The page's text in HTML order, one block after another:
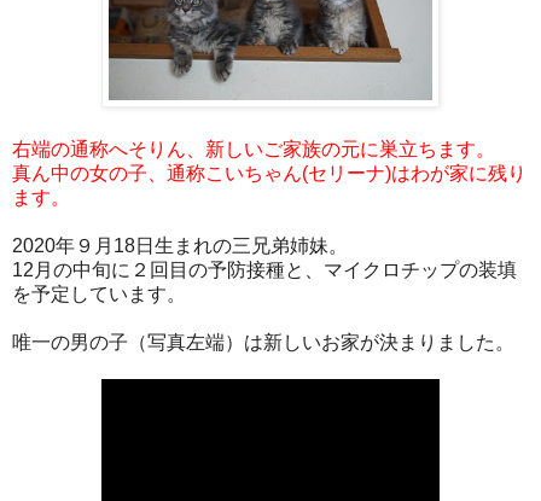
右端の通称へそりん、新しいご家族の元に巣立ちます。
真ん中の女の子、通称こいちゃん(セリーナ)はわが家に残り
ます。
2020年９月18日生まれの三兄弟姉妹。
12月の中旬に２回目の予防接種と、マイクロチップの装填
を予定しています。
唯一の男の子（写真左端）は新しいお家が決まりました。